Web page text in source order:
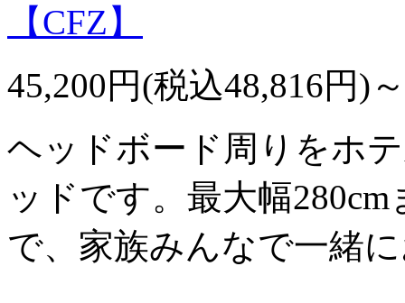
【CFZ】
45,200円(税込48,816円)～
ヘッドボード周りをホ
ッドです。最大幅
で、家族みんなで一緒